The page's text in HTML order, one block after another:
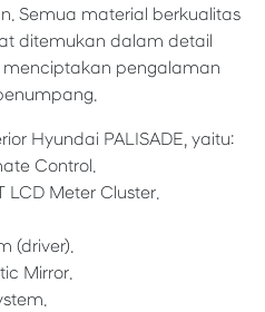
Semua material berkualitas
ditemukan dalam detail
menciptakan pengalaman
Hyundai PALISADE, yaitu:
Control.
LCD Meter Cluster.
(driver).
Mirror.